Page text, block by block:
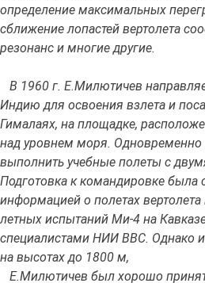
определение максимальных
сближение лопастей вертолета
резонанс и многие другие.
В 1960 г. Е.Милютичев
Индию для освоения взлета и
Гималаях, на площадке,
над уровнем моря. Одновременно
выполнить учебные полеты с
Подготовка к командировке была
информацией о полетах
летных испытаний Ми-4 на
специалистами НИИ ВВС. Однако
на высотах до 1800 м,
Е.Милютичев был хорошо